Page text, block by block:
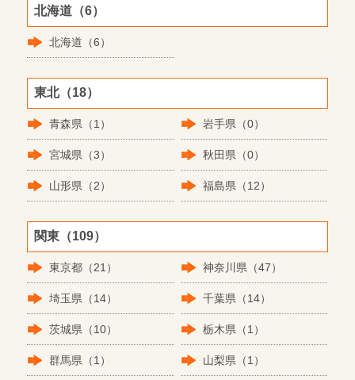
北海道（6）
北海道（6）
東北（18）
青森県（1） 岩手県（0）
宮城県（3） 秋田県（0）
山形県（2） 福島県（12）
関東（109）
東京都（21） 神奈川県（47）
埼玉県（14） 千葉県（14）
茨城県（10） 栃木県（1）
群馬県（1） 山梨県（1）